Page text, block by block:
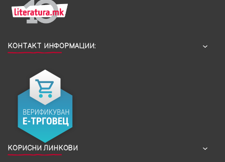
КОНТАКТ ИНФОРМАЦИИ:
КОРИСНИ ЛИНКОВИ